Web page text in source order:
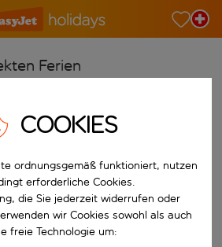
Ferien
für die automatische
COOKIES
ordnungsgemäß funktioniert, nutzen
erforderliche Cookies.
die Sie jederzeit widerrufen oder
wir Cookies sowohl als auch
freie Technologie um: